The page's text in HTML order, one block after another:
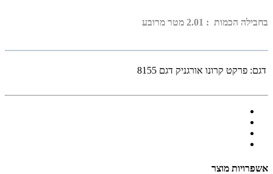
בחבילה הכמות : 2.01 מטר מרובע
דגם: פרקט קרונו אורגניק דגם 8155
אשפרויות מוצר